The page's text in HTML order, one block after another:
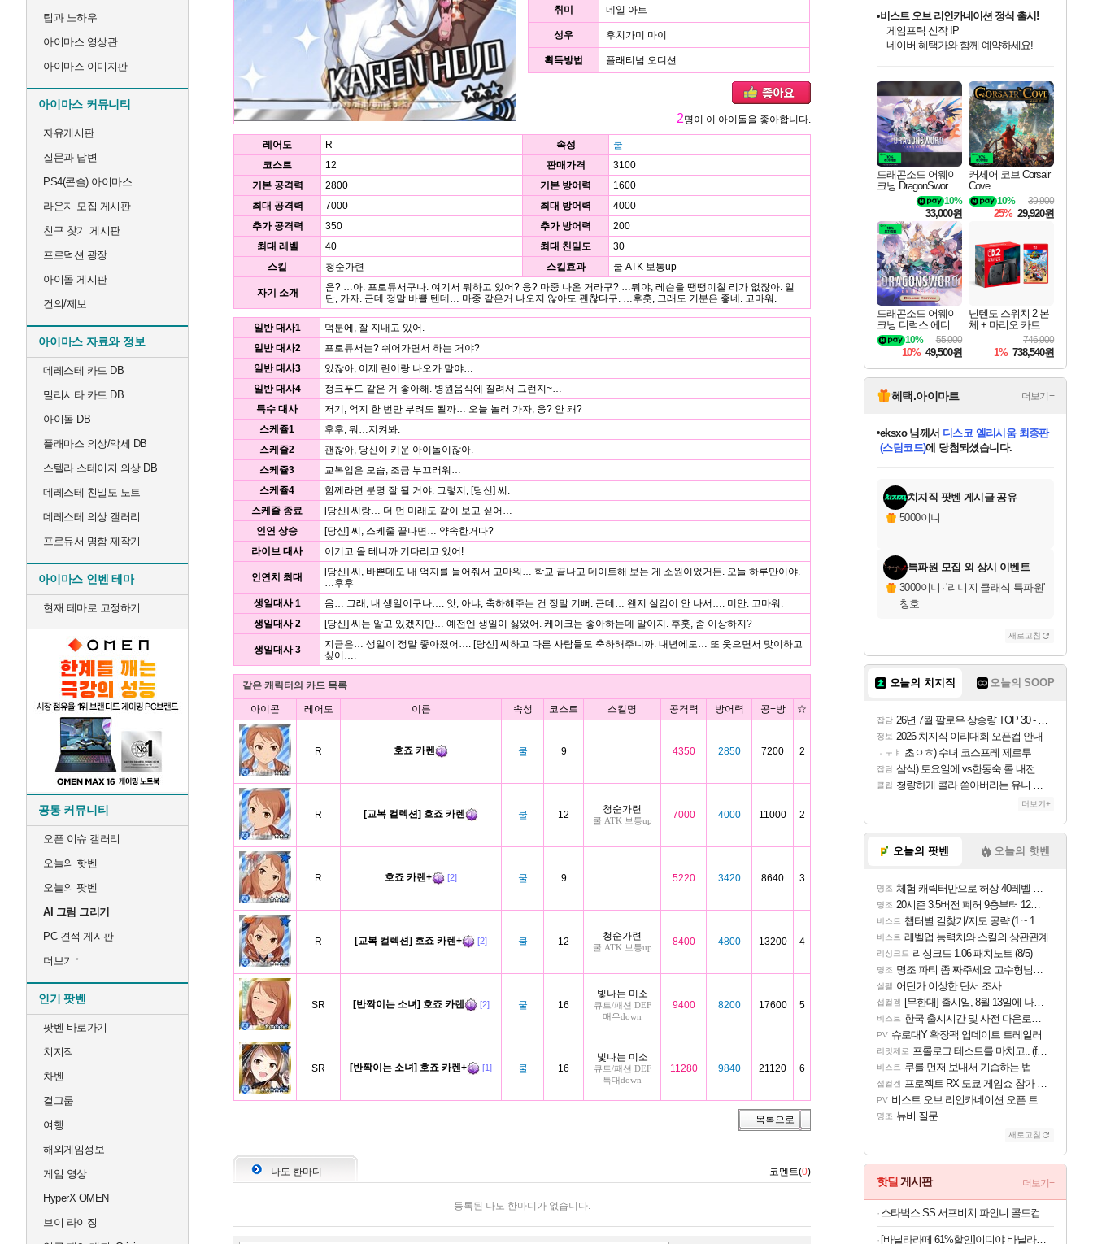
팁과 노하우
아이마스 영상관
아이마스 이미지판
아이마스 커뮤니티
자유게시판
질문과 답변
PS4(콘솔) 아이마스
라운지 모집 게시판
친구 찾기 게시판
프로덕션 광장
아이돌 게시판
건의/제보
아이마스 자료와 정보
데레스테 카드 DB
밀리시타 카드 DB
아이돌 DB
플래마스 의상/악세 DB
스텔라 스테이지 의상 DB
데레스테 친밀도 노트
데레스테 의상 갤러리
프로듀서 명함 제작기
아이마스 인벤 테마
현재 테마로 고정하기
공통 커뮤니티
오픈 이슈 갤러리
오늘의 핫벤
오늘의 팟벤
AI 그림 그리기
PC 견적 게시판
더보기
인기 팟벤
팟벤 바로가기
치지직
차벤
걸그룹
여행
해외게임정보
게임 영상
HyperX OMEN
브이 라이징
취미 네일 아트
성우 후치가미 마이
획득방법 플래티넘 오디션
2명이 이 아이돌을 좋아합니다.
레어도 R 속성
쿨
코스트
12 판매가격
3100
기본 공격력
2800 기본 방어력
1600
최대 공격력
7000 최대 방어력
4000
추가 공격력
350 추가 방어력
200
최대 레벨
40 최대 친밀도
30
스킬
청순가련 스킬효과 쿨 ATK 보통up
자기 소개
음? …아. 프로듀서구나. 여기서 뭐하고 있어? 응? 마중 나온 거라구? …뭐야, 레슨을 땡땡이칠 리가 없잖아. 일
단, 가자. 근데 정말 바쁠 텐데… 마중 같은거 나오지 않아도 괜찮다구. …후훗, 그래도 기분은 좋네. 고마워.
일반 대사1
덕분에, 잘 지내고 있어.
일반 대사2
프로듀서는? 쉬어가면서 하는 거야?
일반 대사3
있잖아, 어제 린이랑 나오가 말야…
일반 대사4
정크푸드 같은 거 좋아해. 병원음식에 질려서 그런지~…
특수 대사
저기, 억지 한 번만 부려도 될까… 오늘 놀러 가자, 응? 안 돼?
스케쥴1
후후, 뭐…지켜봐.
스케쥴2
괜찮아, 당신이 키운 아이돌이잖아.
스케쥴3
교복입은 모습, 조금 부끄러워…
스케쥴4
함께라면 분명 잘 될 거야. 그렇지, [당신] 씨.
스케쥴 종료
[당신] 씨랑… 더 먼 미래도 같이 보고 싶어…
인연 상승
[당신] 씨, 스케줄 끝나면… 약속한거다?
라이브 대사
이기고 올 테니까 기다리고 있어!
인연치 최대
[당신] 씨, 바쁜데도 내 억지를 들어줘서 고마워… 학교 끝나고 데이트해 보는 게 소원이었거든. 오늘 하루만이야.
…후후
생일대사 1
음… 그래, 내 생일이구나…. 앗, 아냐, 축하해주는 건 정말 기뻐. 근데… 왠지 실감이 안 나서…. 미안. 고마워.
생일대사 2
[당신] 씨는 알고 있겠지만… 예전엔 생일이 싫었어. 케이크는 좋아하는데 말이지. 후훗, 좀 이상하지?
생일대사 3
지금은… 생일이 정말 좋아졌어…. [당신] 씨하고 다른 사람들도 축하해주니까. 내년에도… 또 웃으면서 맞이하고
싶어….
같은 캐릭터의 카드 목록
아이콘 레어도 이름 속성 코스트 스킬명 공격력 방어력 공+방 ☆
R 호죠 카렌 쿨 9 4350 2850 7200 2
R [교복 컬렉션] 호죠 카렌 쿨 12 청순가련
쿨 ATK 보통up 7000 4000 11000 2
R 호죠 카렌+ [2] 쿨 9 5220 3420 8640 3
R [교복 컬렉션] 호죠 카렌+ [2] 쿨 12 청순가련
쿨 ATK 보통up 8400 4800 13200 4
SR [반짝이는 소녀] 호죠 카렌 [2] 쿨 16
빛나는 미소
큐트/패션 DEF
매우down
9400 8200 17600 5
SR [반짝이는 소녀] 호죠 카렌+ [1] 쿨 16
빛나는 미소
큐트/패션 DEF
특대down
11280 9840 21120 6
목록으로
나도 한마디 코멘트(0)
등록된 나도 한마디가 없습니다.
네이버혜택과 함께 만나보세요!
50%할인&추가 적립까지!
이니&베니 혜택까지!
비스트 오브 리인카네이션 정식 출시!
게임프릭 신작 IP
네이버 혜택가와 함께 예약하세요!
할인&네이버혜택으로 만나보세요!
네이버페이 혜택과 만나보세요!
40주년 프로모션으로 만나보세요!
네이버 포인트 혜택까지!
할인가에 만나보세요!
일부 에디션 상시 할인!
혜택으로 예약 판매 중
편안하게 충전하세요
드래곤소드 어웨이
크닝 DragonSword A
10%
33,000원
커세어 코브 Corsair
Cove
39,900
10%
25% 29,920원
드래곤소드 어웨이
크닝 디럭스 에디션
DragonSword Awake
ning Deluxe Edition
55,000
10%
10% 49,500원
닌텐도 스위치 2 본
체 + 마리오 카트 월
746,000
1% 738,540원
혜택.아이마트 더보기+
당첨되셨습니다.
당첨되셨습니다.
eksxo님께서 디스코 엘리시움 최종판
(스팀코드)에 당첨되셨습니다.
당첨되셨습니다.
당첨되셨습니다.
에디션 (스팀코드)를 교환.
당첨되셨습니다.
당첨되셨습니다.
당첨되셨습니다.
당첨되셨습니다.
치지직 팟벤 게시글 공유
5000이니
특파원 모집 외 상시 이벤트
3000이니 ·'리니지 클래식 특파원'
칭호
새로고침
오늘의 치지직 오늘의 SOOP
잡담 26년 7월 팔로우 상승량 TOP 30 - 월간 치지직
정보 2026 치지직 이리대회 오픈컵 안내
ㅗㅜㅑ 초ㅇㅎ) 수녀 코스프레 제로투
잡담 삼식) 토요일에 vs한동숙 롤 내전 예정
클립 청량하게 콜라 쏟아버리는 유니 ㅋㅋㅋ
더보기+
오늘의 팟벤 오늘의 핫벤
명조 체험 캐릭터만으로 허상 40레벨 하이와티아 5분 컷!｜에이메스·린네·모니에 명함
명조 20시즌 3.5버전 폐허 9층부터 12층까지 클리어 조합 | 죽음의 노래와 바닷속 폐허 |
비스트 챕터별 길찾기/지도 공략 (1 ~ 12장)
비스트 레벨업 능력치와 스킬의 상관관계
리싱크드 리싱크드 1.06 패치노트 (8/5)
명조 명조 파티 좀 짜주세요 고수형님들…
실팰 어딘가 이상한 단서 조사
섭컬겜 [무한대] 출시일, 8월 13일에 나오나
비스트 한국 출시시간 및 사전 다운로드 진행 - 비스트 오브 리인카네이션
PV 슈로대Y 확장팩 업데이트 트레일러
리밋제로 프롤로그 테스트를 마치고.. (feat. 리아)
비스트 쿠를 먼저 보내서 기습하는 법
섭컬겜 프로젝트 RX 도쿄 게임쇼 참가 결정
PV 비스트 오브 리인카네이션 오픈 트레일러
명조 뉴비 질문
새로고침
핫딜 게시판 더보기+
스타벅스 SS 서프비치 파인니 콜드컵 473ml
[바닐라라떼 61%할인]이디야 바닐라라떼, 500ml, 12개